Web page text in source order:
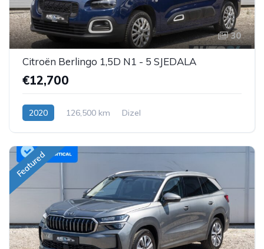
30
Citroën Berlingo 1,5D N1 - 5 SJEDALA
€12,700
2020 126,500 km Dizel
Featured